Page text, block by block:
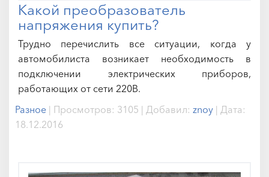
Какой преобразователь
напряжения купить?
Трудно перечислить все ситуации, когда у
автомобилиста возникает необходимость в
подключении электрических приборов,
работающих от сети 220В.
Разное | Просмотров: 3105 | Добавил: znoy | Дата:
18.12.2016